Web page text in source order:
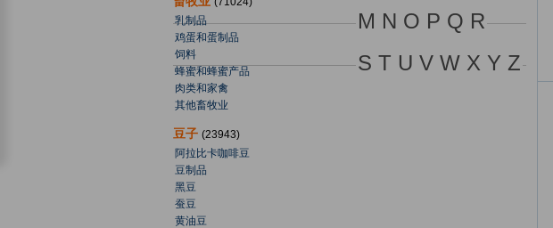
乳制品
鸡蛋和蛋制品
饲料
蜂蜜和蜂蜜产品
肉类和家禽
其他畜牧业
豆子 (23943)
阿拉比卡咖啡豆
豆制品
黑豆
蚕豆
黄油豆
M N O P Q R
S T U V W X Y Z